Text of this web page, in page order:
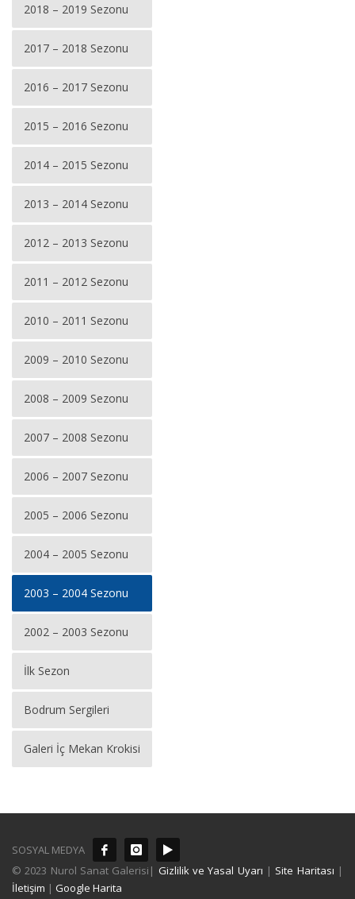
2018 – 2019 Sezonu
2017 – 2018 Sezonu
2016 – 2017 Sezonu
2015 – 2016 Sezonu
2014 – 2015 Sezonu
2013 – 2014 Sezonu
2012 – 2013 Sezonu
2011 – 2012 Sezonu
2010 – 2011 Sezonu
2009 – 2010 Sezonu
2008 – 2009 Sezonu
2007 – 2008 Sezonu
2006 – 2007 Sezonu
2005 – 2006 Sezonu
2004 – 2005 Sezonu
2003 – 2004 Sezonu
2002 – 2003 Sezonu
İlk Sezon
Bodrum Sergileri
Galeri İç Mekan Krokisi
SOSYAL MEDYA
© 2023 Nurol Sanat Galerisi| Gizlilik ve Yasal Uyarı | Site Haritası |
İletişim | Google Harita